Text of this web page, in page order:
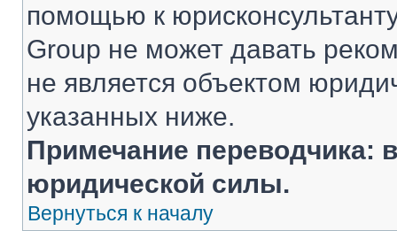
помощью к
Group не может давать
не является объектом
указанных ниже.
Примечание переводчика:
юридической силы.
Вернуться к началу